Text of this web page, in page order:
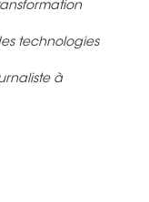
technologies
à